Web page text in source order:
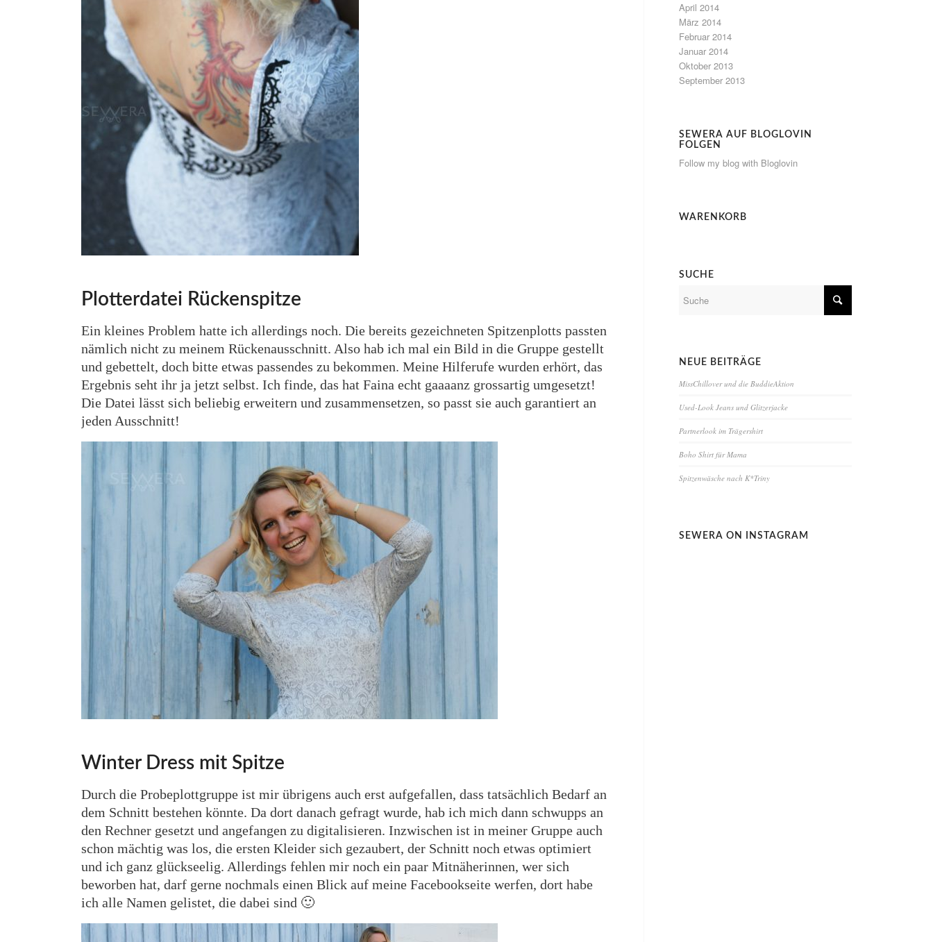
Plotterdatei Rückenspitze
Ein kleines Problem hatte ich allerdings noch. Die bereits gezeichneten Spitzenplotts passten
nämlich nicht zu meinem Rückenausschnitt. Also hab ich mal ein Bild in die Gruppe gestellt
und gebettelt, doch bitte etwas passendes zu bekommen. Meine Hilferufe wurden erhört, das
Ergebnis seht ihr ja jetzt selbst. Ich finde, das hat Faina echt gaaaanz grossartig umgesetzt!
Die Datei lässt sich beliebig erweitern und zusammensetzen, so passt sie auch garantiert an
jeden Ausschnitt!
Winter Dress mit Spitze
Durch die Probeplottgruppe ist mir übrigens auch erst aufgefallen, dass tatsächlich Bedarf an
dem Schnitt bestehen könnte. Da dort danach gefragt wurde, hab ich mich dann schwupps an
den Rechner gesetzt und angefangen zu digitalisieren. Inzwischen ist in meiner Gruppe auch
schon mächtig was los, die ersten Kleider sich gezaubert, der Schnitt noch etwas optimiert
und ich ganz glückseelig. Allerdings fehlen mir noch ein paar Mitnäherinnen, wer sich
beworben hat, darf gerne nochmals einen Blick auf meine Facebookseite werfen, dort habe
ich alle Namen gelistet, die dabei sind 🙂
April 2014
März 2014
Februar 2014
Januar 2014
Oktober 2013
September 2013
SEWERA AUF BLOGLOVIN
FOLGEN
Follow my blog with Bloglovin
WARENKORB
SUCHE
NEUE BEITRÄGE
MissChillover und die BuddieAktion
Used-Look Jeans und Glitzerjacke
Partnerlook im Trägershirt
Boho Shirt für Mama
Spitzenwäsche nach K*Triny
SEWERA ON INSTAGRAM